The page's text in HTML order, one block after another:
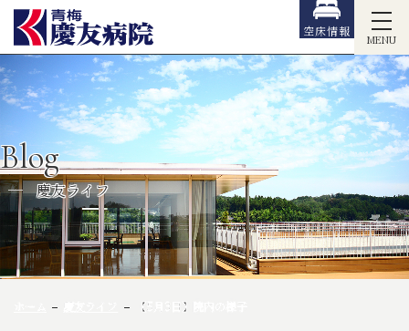
MENU
空床情報
Blog
慶友ライフ
【5月3日】院内の様子